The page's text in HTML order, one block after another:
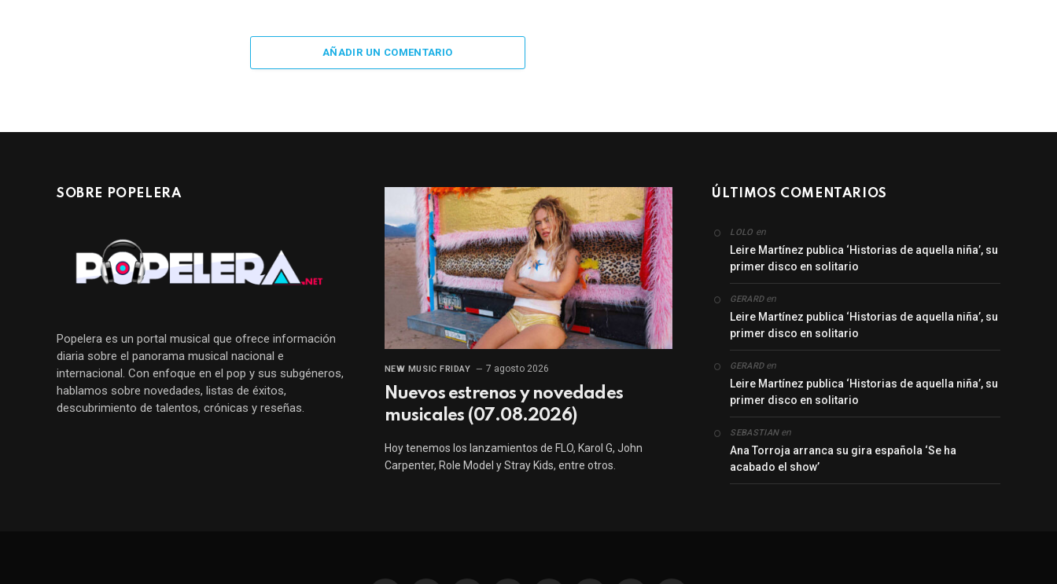
AÑADIR UN COMENTARIO
SOBRE POPELERA
Popelera es un portal musical que ofrece información
diaria sobre el panorama musical nacional e
internacional. Con enfoque en el pop y sus subgéneros,
hablamos sobre novedades, listas de éxitos,
descubrimiento de talentos, crónicas y reseñas.
NEW MUSIC FRIDAY 7 agosto 2026
Nuevos estrenos y novedades
musicales (07.08.2026)
Hoy tenemos los lanzamientos de FLO, Karol G, John
Carpenter, Role Model y Stray Kids, entre otros.
ÚLTIMOS COMENTARIOS
LOLO en
Leire Martínez publica ‘Historias de aquella niña’, su
primer disco en solitario
GERARDen
Leire Martínez publica ‘Historias de aquella niña’, su
primer disco en solitario
GERARDen
Leire Martínez publica ‘Historias de aquella niña’, su
primer disco en solitario
SEBASTIANen
Ana Torroja arranca su gira española ‘Se ha
acabado el show’